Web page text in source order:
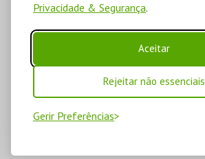
Privacidade & Segurança.
Aceitar
Rejeitar não essenciais
Gerir Preferências